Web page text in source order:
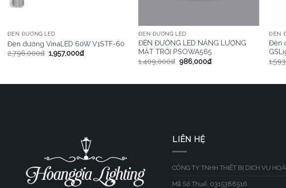
ĐÈN ĐƯỜNG LED
Đèn đường VinaLED 60W V1STF-60
2,796,000₫ 1,957,000₫
ĐÈN ĐƯỜNG LED
ĐÈN ĐƯỜNG LED NĂNG LƯỢNG
MẶT TRỜI PSOWA565
1,409,000₫ 986,000₫
ĐÈN
Đèn
LIÊN HỆ
CÔNG TY TNHH THIẾT BỊ DỊCH VỤ
Mã Số Thuế: 0315388516